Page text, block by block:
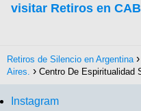
visitar Retiros en
Retiros de Silencio en Argentina
Aires.
Centro De Espiritualidad
Instagram